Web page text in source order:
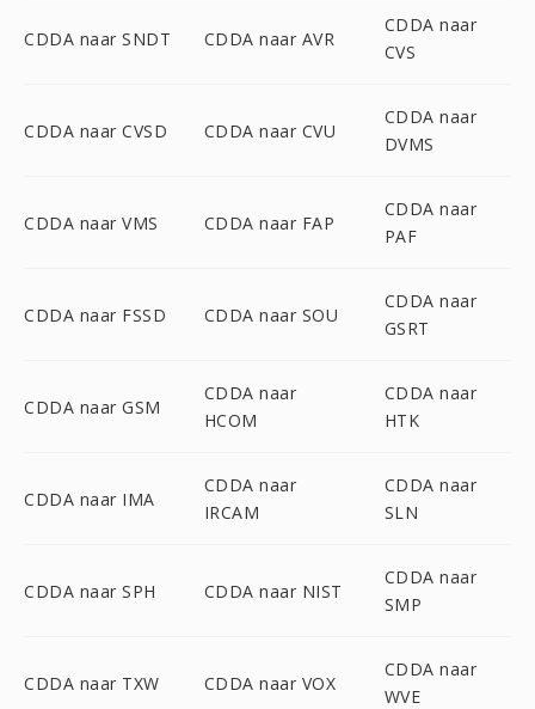
CDDA naar SNDT CDDA naar AVR
CDDA naar
CVS
CDDA naar CVSD CDDA naar CVU
CDDA naar
DVMS
CDDA naar VMS CDDA naar FAP
CDDA naar
PAF
CDDA naar FSSD CDDA naar SOU
CDDA naar
GSRT
CDDA naar GSM
CDDA naar
HCOM
CDDA naar
HTK
CDDA naar IMA
CDDA naar
IRCAM
CDDA naar
SLN
CDDA naar SPH CDDA naar NIST
CDDA naar
SMP
CDDA naar TXW CDDA naar VOX
CDDA naar
WVE